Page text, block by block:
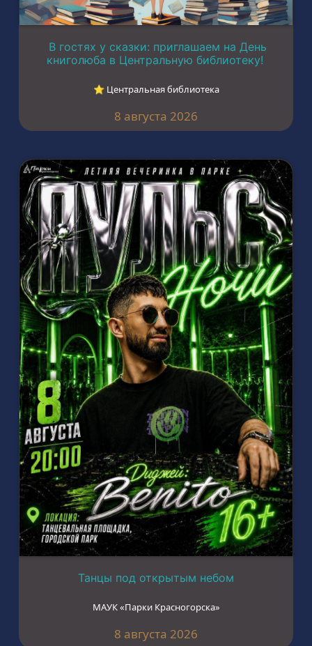
В гостях у сказки: приглашаем на День
книголюба в Центральную библиотеку!
⭐︎ Центральная библиотека
8 августа 2026
Танцы под открытым небом
МАУК «Парки Красногорска»
8 августа 2026